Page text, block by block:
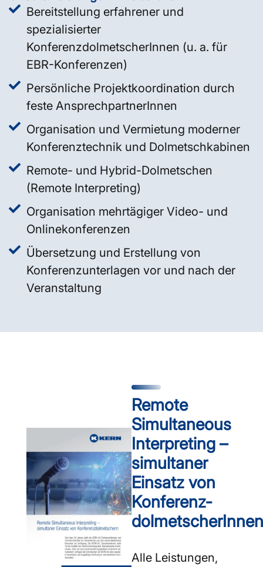
Bereitstellung erfahrener und
spezialisierter
KonferenzdolmetscherInnen (u. a. für
EBR-Konferenzen)
Persönliche Projektkoordination durch
feste AnsprechpartnerInnen
Organisation und Vermietung moderner
Konferenztechnik und Dolmetschkabinen
Remote- und Hybrid-Dolmetschen
(Remote Interpreting)
Organisation mehrtägiger Video- und
Onlinekonferenzen
Übersetzung und Erstellung von
Konferenzunterlagen vor und nach der
Veranstaltung
Remote
Simultaneous
Interpreting –
simultaner
Einsatz von
Konferenz­
dolmetscherInnen
Alle Leistungen,